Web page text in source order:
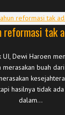
reformasi tak
Dewi Haroen
buah
hasilnya tidak ada
dalam…